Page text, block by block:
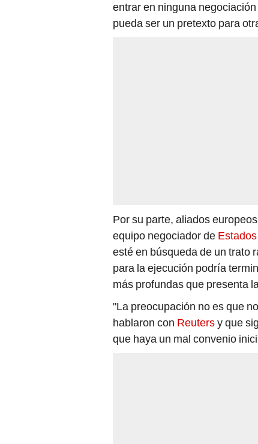
entrar en ninguna
pueda ser un pretexto para
Por su parte, aliados
equipo negociador de
esté en búsqueda de un trato
para la ejecución podría
más profundas que presenta
"La preocupación no es que
hablaron con Reutersy que
que haya un mal convenio